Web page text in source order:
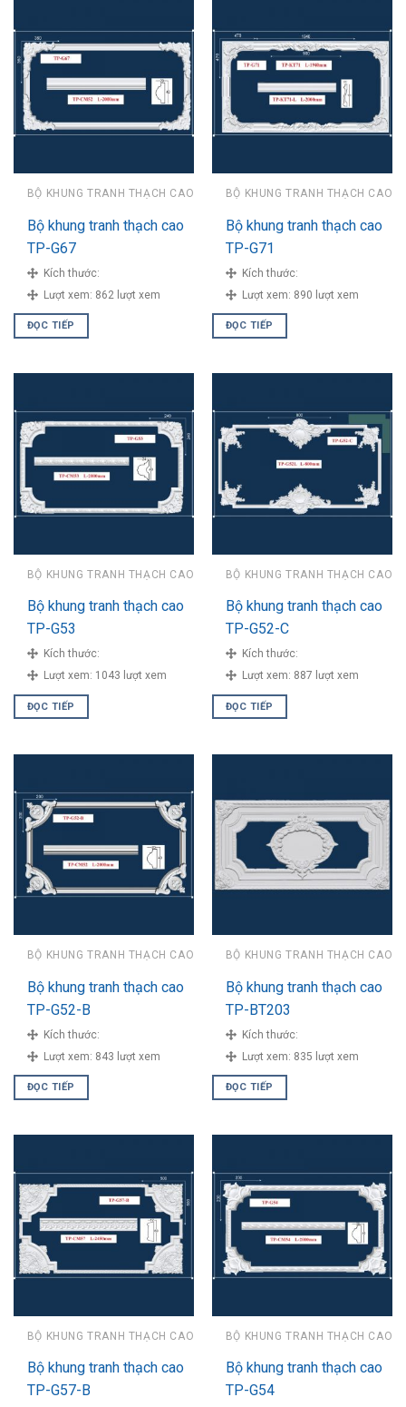
BỘ KHUNG TRANH THẠCH CAO
Bộ khung tranh thạch cao
TP-G67
Kích thước:
Lượt xem: 862 lượt xem
ĐỌC TIẾP
BỘ KHUNG TRANH THẠCH CAO
Bộ khung tranh thạch cao
TP-G71
Kích thước:
Lượt xem: 890 lượt xem
ĐỌC TIẾP
BỘ KHUNG TRANH THẠCH CAO
Bộ khung tranh thạch cao
TP-G53
Kích thước:
Lượt xem: 1043 lượt xem
ĐỌC TIẾP
BỘ KHUNG TRANH THẠCH CAO
Bộ khung tranh thạch cao
TP-G52-C
Kích thước:
Lượt xem: 887 lượt xem
ĐỌC TIẾP
BỘ KHUNG TRANH THẠCH CAO
Bộ khung tranh thạch cao
TP-G52-B
Kích thước:
Lượt xem: 843 lượt xem
ĐỌC TIẾP
BỘ KHUNG TRANH THẠCH CAO
Bộ khung tranh thạch cao
TP-BT203
Kích thước:
Lượt xem: 835 lượt xem
ĐỌC TIẾP
BỘ KHUNG TRANH THẠCH CAO
Bộ khung tranh thạch cao
TP-G57-B
BỘ KHUNG TRANH THẠCH CAO
Bộ khung tranh thạch cao
TP-G54